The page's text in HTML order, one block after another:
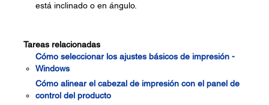
está inclinado o en ángulo.
Tareas relacionadas
Cómo seleccionar los ajustes básicos de impresión -
Windows
Cómo alinear el cabezal de impresión con el panel de
control del producto